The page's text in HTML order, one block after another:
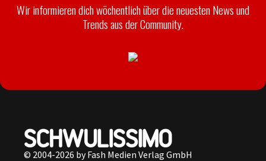
Wir informieren dich wöchentlich über die neuesten News und
Trends aus der Community.
© 2004-2026 by Fash Medien Verlag GmbH